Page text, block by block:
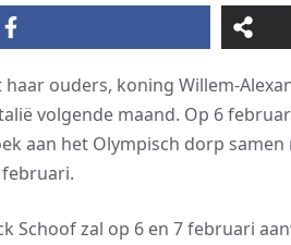
haar ouders, koning Willem-
volgende maand. Op 6
aan het Olympisch dorp
Schoof zal op 6 en 7 februari